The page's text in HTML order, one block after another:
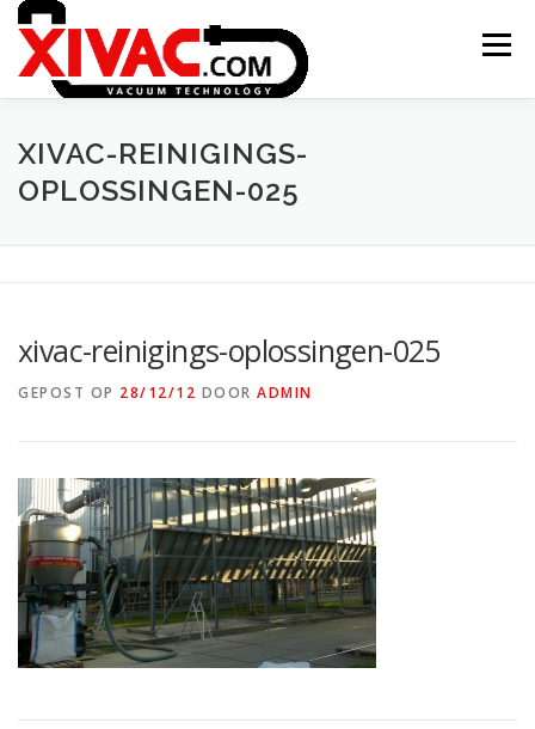
Naar
inhoud
springen
Menu
ONTSTAAN XIVAC CONCEPTEN
XIVAC-REINIGINGS-
OPLOSSINGEN-025
xivac-reinigings-oplossingen-025
GEPOST OP 28/12/12 DOOR ADMIN